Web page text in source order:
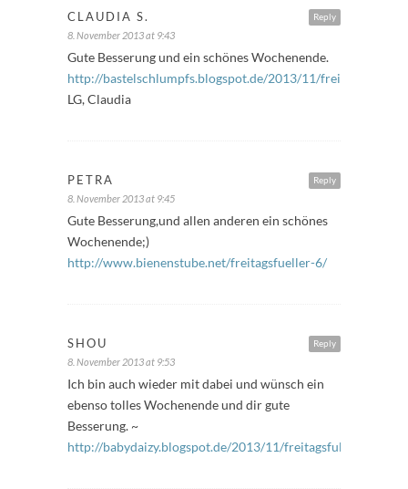
Reply
CLAUDIA S.
8. November 2013 at 9:43
Gute Besserung und ein schönes Wochenende.
http://bastelschlumpfs.blogspot.de/2013/11/
LG, Claudia
Reply
PETRA
8. November 2013 at 9:45
Gute Besserung,und allen anderen ein schönes
Wochenende;)
http://www.bienenstube.net/freitagsfueller-6/
Reply
SHOU
8. November 2013 at 9:53
Ich bin auch wieder mit dabei und wünsch ein
ebenso tolles Wochenende und dir gute
Besserung. ~
http://babydaizy.blogspot.de/2013/11/freitagsfuller_8.html